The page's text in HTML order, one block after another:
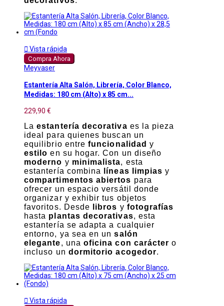
 Vista rápida
Compra Ahora
Meyvaser
Estantería Alta Salón, Librería, Color Blanco,
Medidas: 180 cm (Alto) x 85 cm...
229,90 €
Laestantería decorativa es la pieza
ideal para quienes buscan un
equilibrio entrefuncionalidad y
estilo en su hogar. Con un diseño
moderno y minimalista, esta
estantería combina
líneas limpias y
compartimentos abiertos para
ofrecer un espacio versátil donde
organizar y exhibir tus objetos
favoritos. Desde
libros y fotografías
hasta plantas decorativas, esta
estantería se adapta a cualquier
entorno, ya sea en unsalón
elegante, una oficina con carácter o
incluso un dormitorio acogedor.
 Vista rápida